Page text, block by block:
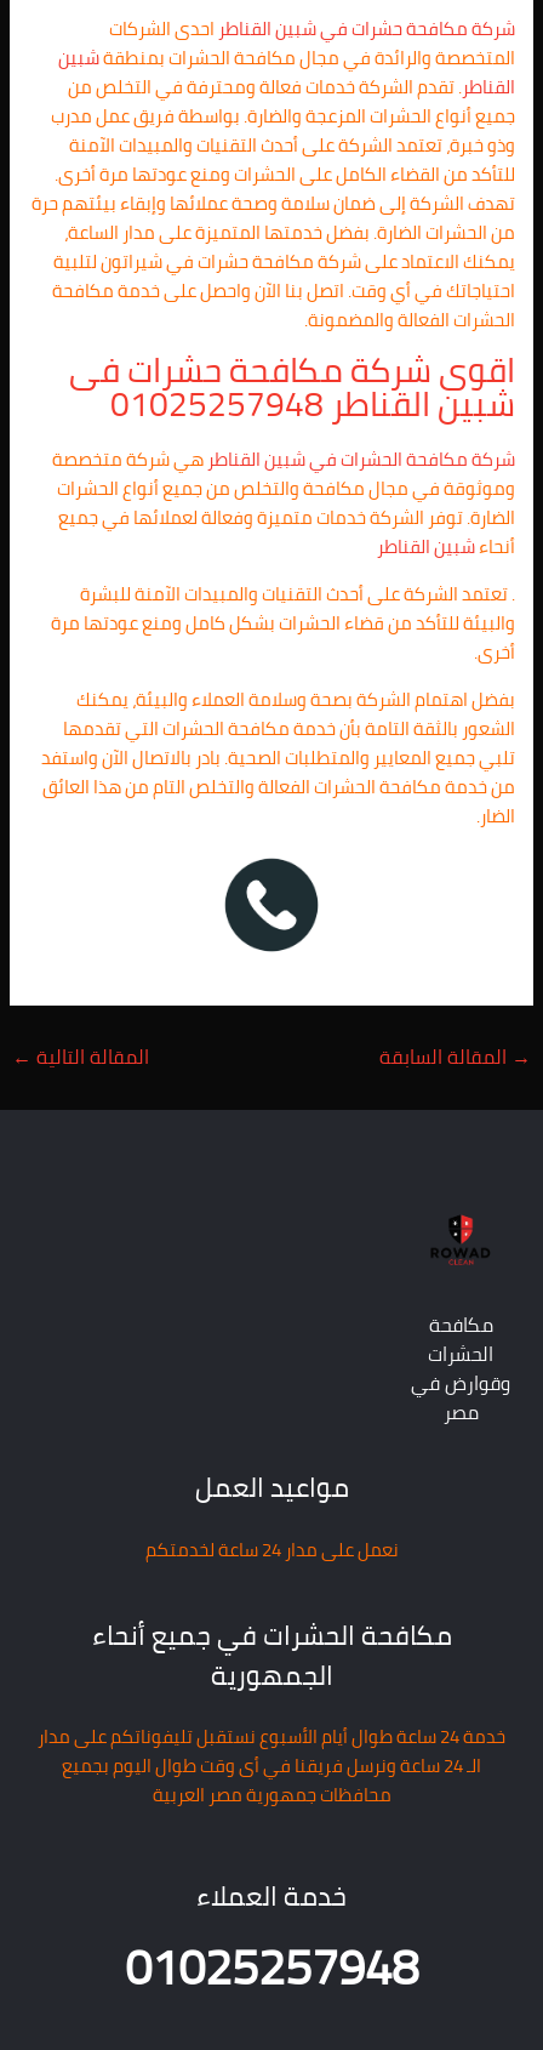
شركة مكافحة حشرات فيشبين القناطر احدى الشركات
المتخصصة والرائدة في مجال مكافحة الحشرات بمنطقةشبين
القناطر. تقدم الشركة خدمات فعالة ومحترفة في التخلص من
جميع أنواع الحشرات المزعجة والضارة. بواسطة فريق عمل مدرب
وذو خبرة، تعتمد الشركة على أحدث التقنيات والمبيدات الآمنة
للتأكد من القضاء الكامل على الحشرات ومنع عودتها مرة أخرى.
تهدف الشركة إلى ضمان سلامة وصحة عملائها وإبقاء بيئتهم حرة
من الحشرات الضارة. بفضل خدمتها المتميزة على مدار الساعة،
يمكنك الاعتماد على شركة مكافحة حشرات في شيراتون لتلبية
احتياجاتك في أي وقت. اتصل بنا الآن واحصل على خدمة مكافحة
الحشرات الفعالة والمضمونة.
اقوى شركة مكافحة حشرات فى
شبين القناطر 01025257948
شركة مكافحة الحشرات فيشبين القناطر هي شركة متخصصة
وموثوقة في مجال مكافحة والتخلص من جميع أنواع الحشرات
الضارة. توفر الشركة خدمات متميزة وفعالة لعملائها في جميع
أنحاءشبين القناطر
. تعتمد الشركة على أحدث التقنيات والمبيدات الآمنة للبشرة
والبيئة للتأكد من قضاء الحشرات بشكل كامل ومنع عودتها مرة
أخرى.
بفضل اهتمام الشركة بصحة وسلامة العملاء والبيئة، يمكنك
الشعور بالثقة التامة بأن خدمة مكافحة الحشرات التي تقدمها
تلبي جميع المعايير والمتطلبات الصحية. بادر بالاتصال الآن واستفد
من خدمة مكافحة الحشرات الفعالة والتخلص التام من هذا العائق
الضار.
→ المقالة السابقة المقالة التالية ←
مكافحة
الحشرات
وقوارض في
مصر
مواعيد العمل
نعمل على مدار 24 ساعة لخدمتكم
مكافحة الحشرات في جميع أنحاء
الجمهورية
خدمة 24 ساعة طوال أيام الأسبوع نستقبل تليفوناتكم على مدار
الـ 24 ساعة ونرسل فريقنا في أى وقت طوال اليوم بجميع
محافظات جمهورية مصر العربية
خدمة العملاء
01025257948